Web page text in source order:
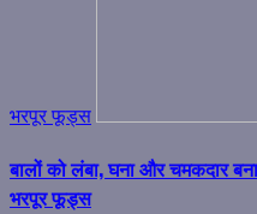
भरपूर फूड्स
बालों को लंबा, घना और चमकदार
भरपूर फूड्स